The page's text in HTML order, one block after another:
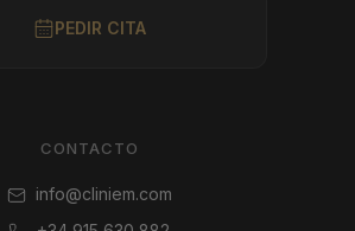
PEDIR CITA
CONTACTO
info@cliniem.com